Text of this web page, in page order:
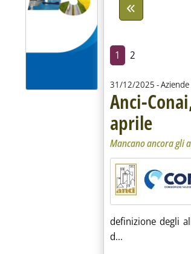
1 2
31/12/2025 -
Anci-
aprile ..
Mancano ancora gli
definizione degli
d...